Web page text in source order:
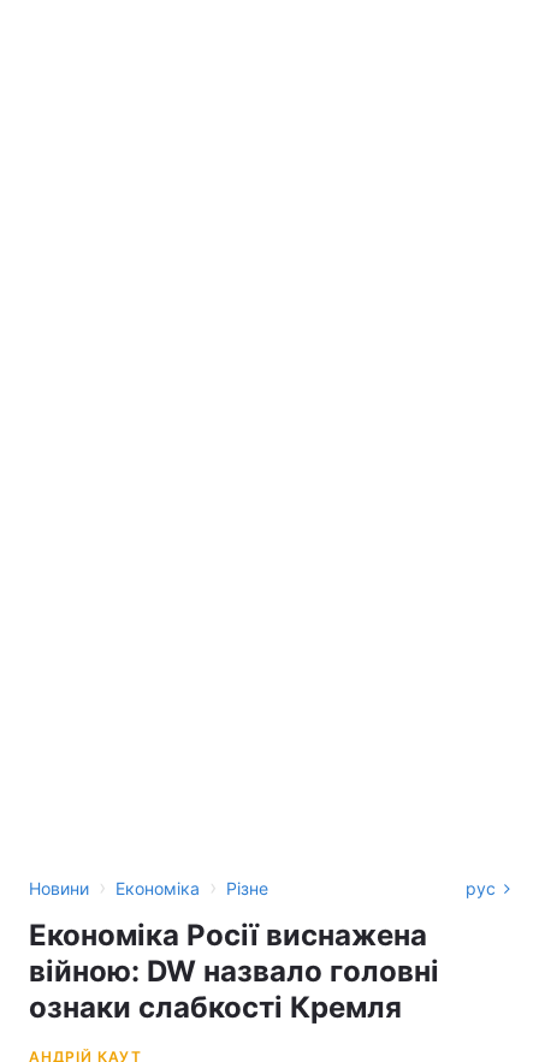
Новини › Економіка › Різне рус
Економіка Росії виснажена
війною: DW назвало головні
ознаки слабкості Кремля
АНДРІЙ КАУТ